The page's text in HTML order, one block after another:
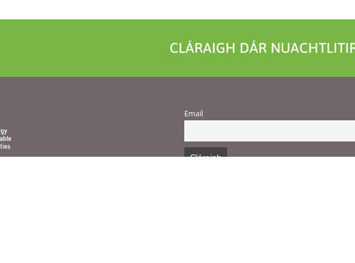
CLÁRAIGH DÁR
Email